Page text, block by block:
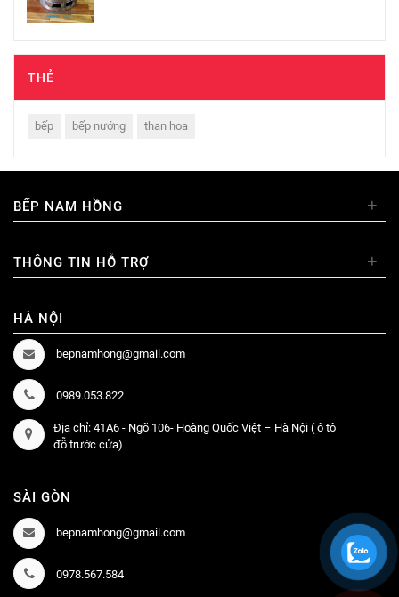
THẺ
bếp bếp nướng than hoa
BẾP NAM HỒNG +
THÔNG TIN HỖ TRỢ +
HÀ NỘI
bepnamhong@gmail.com
0989.053.822
Địa chỉ: 41A6 - Ngõ 106- Hoàng Quốc Việt – Hà Nội ( ô tô
đỗ trước cửa)
SÀI GÒN
bepnamhong@gmail.com
0978.567.584